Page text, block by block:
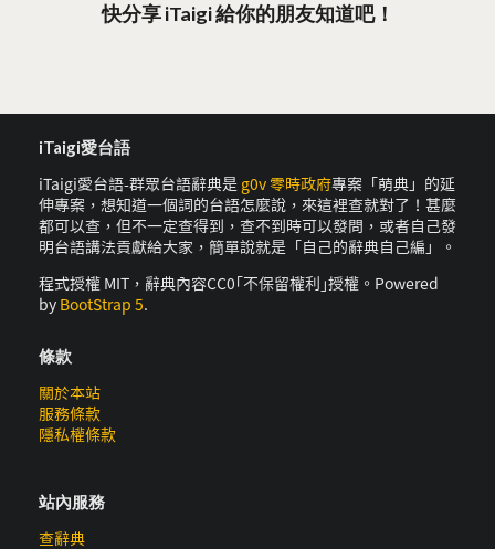
快分享 iTaigi 給你的朋友知道吧！
iTaigi愛台語
iTaigi愛台語-群眾台語辭典是 g0v 零時政府專案「萌典」的延
伸專案，想知道一個詞的台語怎麼說，來這裡查就對了！甚麼
都可以查，但不一定查得到，查不到時可以發問，或者自己發
明台語講法貢獻給大家，簡單說就是「自己的辭典自己編」。
程式授權 MIT，辭典內容CC0｢不保留權利｣授權。Powered
by BootStrap 5.
條款
關於本站
服務條款
隱私權條款
站內服務
查辭典